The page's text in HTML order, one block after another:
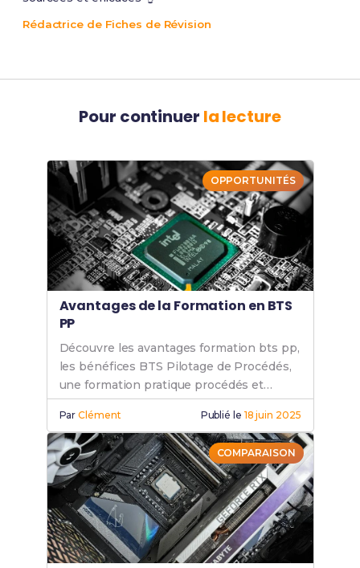
Rédactrice de Fiches de Révision
Pour continuer la lecture
OPPORTUNITÉS
Avantages de la Formation en BTS
PP
Découvre les avantages formation bts pp,
les bénéfices BTS Pilotage de Procédés,
une formation pratique procédés et
l’employabilité après BTS PP.
ParClément Publié le 18 juin 2025
COMPARAISON